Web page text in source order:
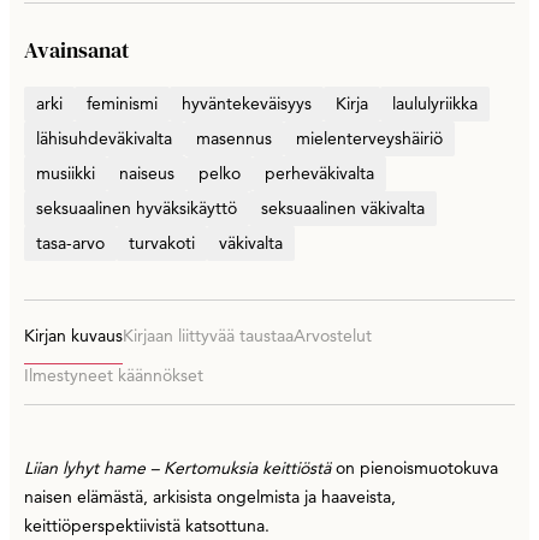
Avainsanat
arki feminismi hyväntekeväisyys Kirja
laululyriikka
lähisuhdeväkivalta
masennus
mielenterveyshäiriö
musiikki
naiseus pelko
perheväkivalta
seksuaalinen hyväksikäyttö
seksuaalinen väkivalta
tasa-arvo
turvakoti väkivalta
Kirjan kuvausKirjaan liittyvää taustaaArvostelut
Ilmestyneet käännökset
Liian lyhyt hame – Kertomuksia keittiöstäon pienoismuotokuva
naisen elämästä, arkisista ongelmista ja haaveista,
keittiöperspektiivistä katsottuna.